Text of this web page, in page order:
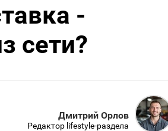
-
сети?
Дмитрий Орлов
Редактор lifestyle-раздела